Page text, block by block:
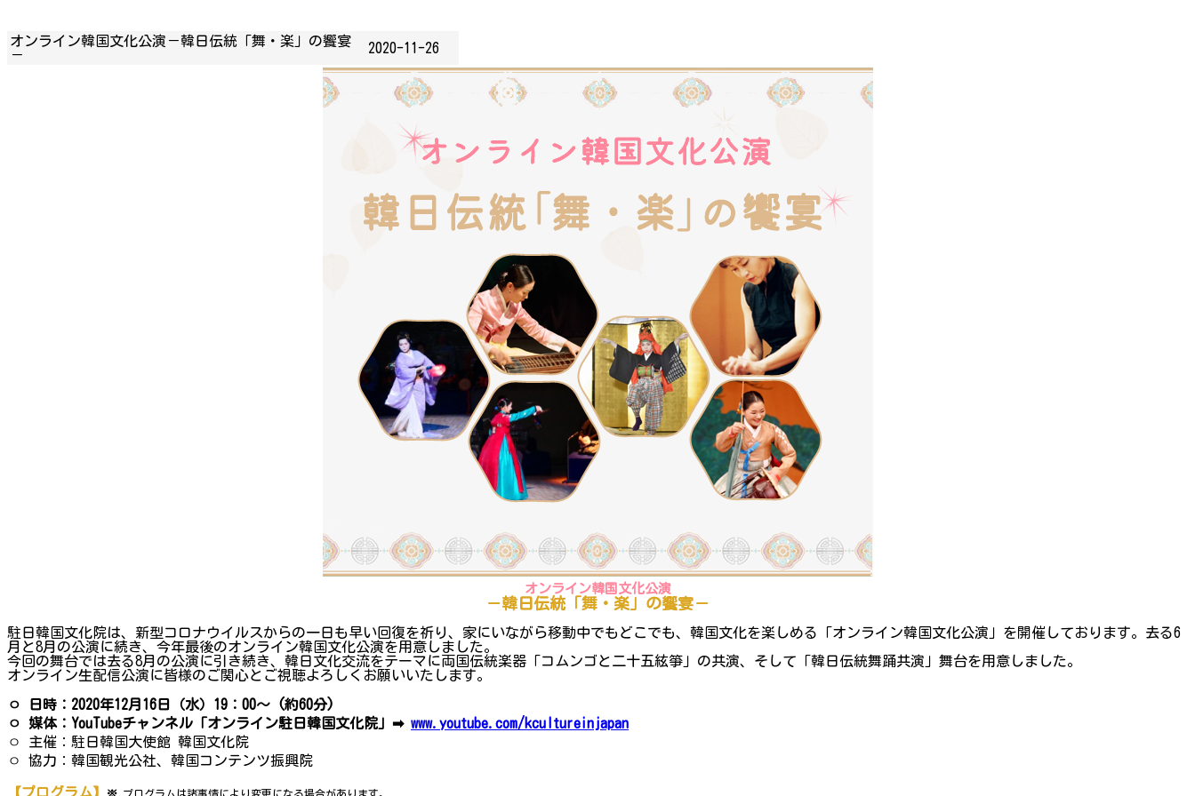
オンライン韓国文化公演－韓日伝統「舞・楽」の饗宴
－
2020-11-26
オンライン韓国文化公演
－韓日伝統「舞・楽」の饗宴－
駐日韓国文化院は、新型コロナウイルスからの一日も早い回復を祈り、家にいながら移動中でもどこでも、韓国文化を楽しめる「オンライン韓国文化公演」を開催しております。去る6
月と8月の公演に続き、今年最後のオンライン韓国文化公演を用意しました。
今回の舞台では去る8月の公演に引き続き、韓日文化交流をテーマに両国伝統楽器「コムンゴと二十五絃箏」の共演、そして「韓日伝統舞踊共演」舞台を用意しました。
オンライン生配信公演に皆様のご関心とご視聴よろしくお願いいたします。
ㅇ 日時：2020年12月1 6 日（水）19 ：00～ (約60分)
ㅇ 媒体：YouTubeチャンネル「オンライン駐日韓国文化院」 ➡ www.youtube.com/kcultureinjapan
ㅇ 主催：駐日韓国大使館 韓国文化院
ㅇ 協力：韓国観光公社、韓国コンテンツ振興院
【プログラム】 ※ プログラムは諸事情により変更になる場合があります。